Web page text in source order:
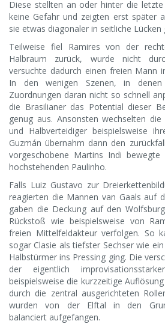
Diese stellten an oder hinter die
keine Gefahr und zeigten erst später
sie etwas diagonaler in seitliche Lücken
Teilweise fiel Ramires von der
Halbraum zurück, wurde nicht
versuchte dadurch einen freien Mann
In den wenigen Szenen, in
Zuordnungen daran nicht so schnell
die Brasilianer das Potential dieser
genug aus. Ansonsten wechselten
und Halbverteidiger beispielsweise
Guzmán übernahm dann den
vorgeschobene Martins Indi
hochstehenden Paulinho.
Falls Luiz Gustavo zur
reagierten die Mannen van Gaals auf
gaben die Deckung auf den
Rückstoß wie beispielsweise von
freien Mittelfeldakteur verfolgen. So
sogar Clasie als tiefster Sechser wie
Halbstürmer ins Pressing ging. Die
der eigentlich
beispielsweise die kurzzeitige
durch die zentral ausgerichteten
wurden von der Elftal in den
balanciert aufgefangen.